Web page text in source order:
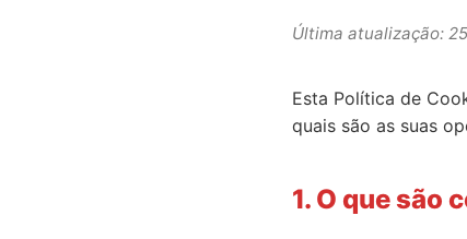
Última atualização:
Esta Política de
quais são as suas
1. O que são